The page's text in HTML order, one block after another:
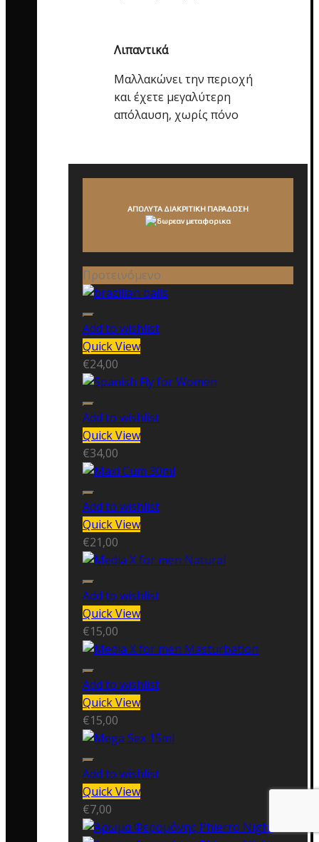
Λιπαντικά
Μαλλακώνει την περιοχή
και έχετε μεγαλύτερη
απόλαυση, χωρίς πόνο
ΑΠΟΛΥΤΑ ΔΙΑΚΡΙΤΙΚΗ ΠΑΡΑΔΟΣΗ
Προτεινόμενο
Add to wishlist
Quick View
€24,00
Add to wishlist
Quick View
€34,00
Add to wishlist
Quick View
€21,00
Add to wishlist
Quick View
€15,00
Add to wishlist
Quick View
€15,00
Add to wishlist
Quick View
€7,00